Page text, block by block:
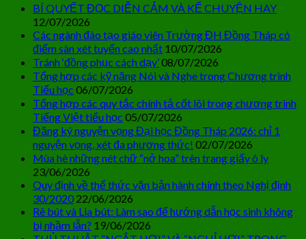
BÍ QUYẾT ĐỌC DIỄN CẢM VÀ KỂ CHUYỆN HAY
12/07/2026
Các ngành đào tạo giáo viên Trường ĐH Đồng Tháp có
điểm sàn xét tuyển cao nhất 10/07/2026
Tránh ‘đồng phục cách dạy’08/07/2026
Tổng hợp các kỹ năng Nói và Nghe trong Chương trình
Tiểu học 06/07/2026
Tổng hợp các quy tắc chính tả cốt lõi trong chương trình
Tiếng Việt tiểu học 05/07/2026
Đăng ký nguyện vọng Đại học Đồng Tháp 2026: chỉ 1
nguyện vọng, xét đa phương thức! 02/07/2026
Mùa hè những nét chữ “nở hoa” trên trang giấy ô ly
23/06/2026
Quy định về thể thức văn bản hành chính theo Nghị định
30/2020 22/06/2026
Rê bút và Lia bút: Làm sao để hướng dẫn học sinh không
bị nhầm lẫn? 19/06/2026